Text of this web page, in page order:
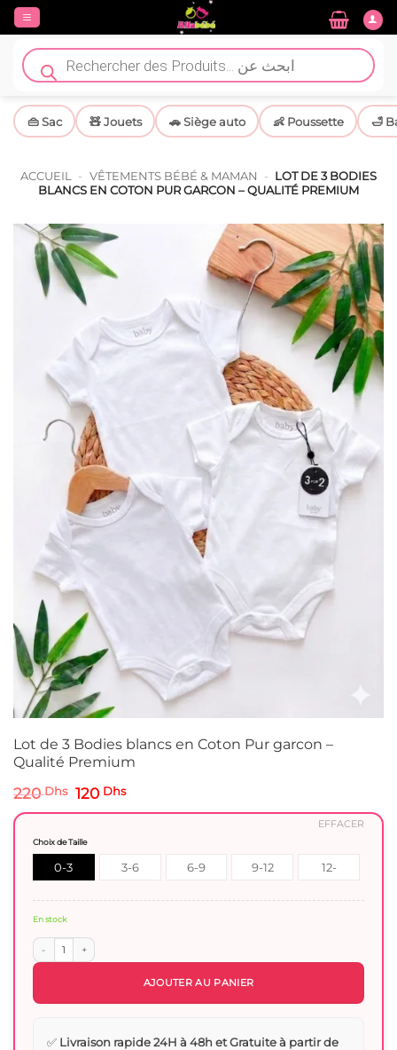
Passer
contenu
Recherche
de
produits
👜 Sac 🧸 Jouets 🚗 Siège auto 👶 Poussette 🛁
ACCUEIL - VÊTEMENTS BÉBÉ & MAMAN - LOT DE 3 BODIES
BLANCS EN COTON PUR GARCON – QUALITÉ PREMIUM
Lot de 3 Bodies blancs en Coton Pur garcon –
Qualité Premium
220Dhs Le
était :
220 Dhs.
120 DhsLe
Choix de Taille
0-3
3-6
6-9
9-12
12-
EFFACER
En stock
quantité de Lot de 3 Bodies blancs en Coton Pur garcon - Qualité Premium
AJOUTER AU PANIER
✅ Livraison rapide 24H à 48h et Gratuite à partir de